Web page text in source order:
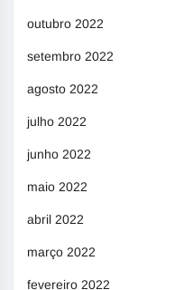
outubro 2022
setembro 2022
agosto 2022
julho 2022
junho 2022
maio 2022
abril 2022
março 2022
fevereiro 2022